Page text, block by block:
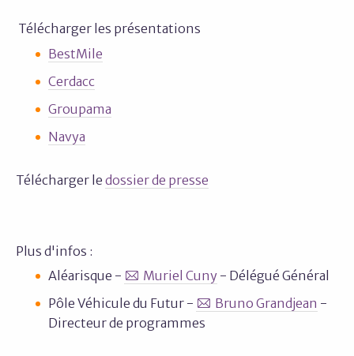
Télécharger les présentations
BestMile
Cerdacc
Groupama
Navya
Télécharger le dossier de presse
Plus d'infos :
Aléarisque -
Muriel Cuny - Délégué Général
Pôle Véhicule du Futur -
Bruno Grandjean -
Directeur de programmes